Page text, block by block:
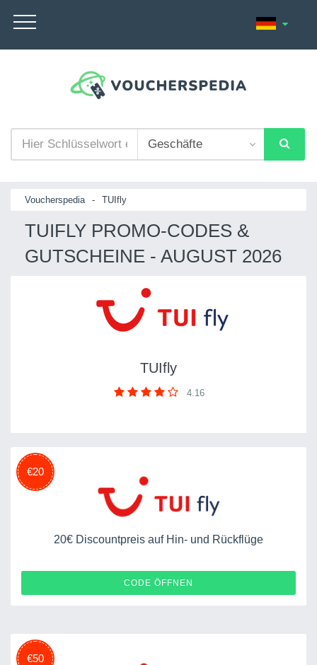
Voucherspedia - TUIfly
TUIFLY PROMO-CODES &
GUTSCHEINE - AUGUST 2026
TUIfly
4.16
€20
20€ Discountpreis auf Hin- und Rückflüge
CODE ÖFFNEN10010093416301583
€50